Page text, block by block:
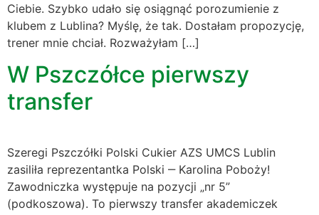
Ciebie. Szybko udało się osiągnąć porozumienie z
klubem z Lublina? Myślę, że tak. Dostałam propozycję,
trener mnie chciał. Rozważyłam […]
W Pszczółce pierwszy
transfer
Szeregi Pszczółki Polski Cukier AZS UMCS Lublin
zasiliła reprezentantka Polski ‒ Karolina Poboży!
Zawodniczka występuje na pozycji „nr 5”
(podkoszowa). To pierwszy transfer akademiczek